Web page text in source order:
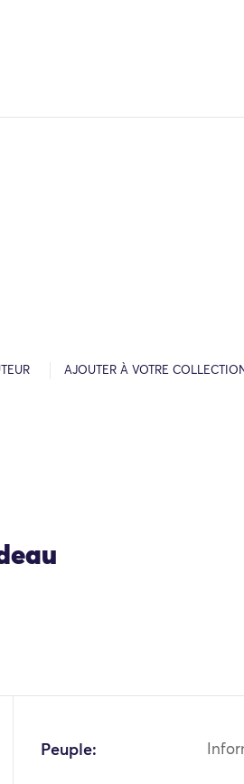
AJOUTER À VOTRE
Peuple: